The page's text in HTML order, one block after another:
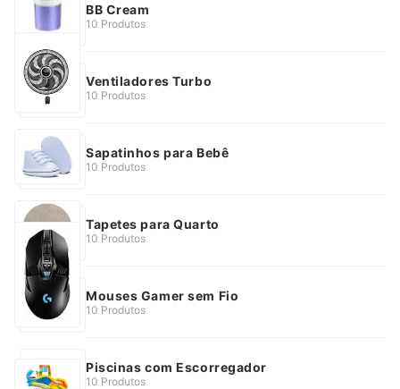
BB Cream
10 Produtos
Ventiladores Turbo
10 Produtos
Sapatinhos para Bebê
10 Produtos
Tapetes para Quarto
10 Produtos
Mouses Gamer sem Fio
10 Produtos
Piscinas com Escorregador
10 Produtos